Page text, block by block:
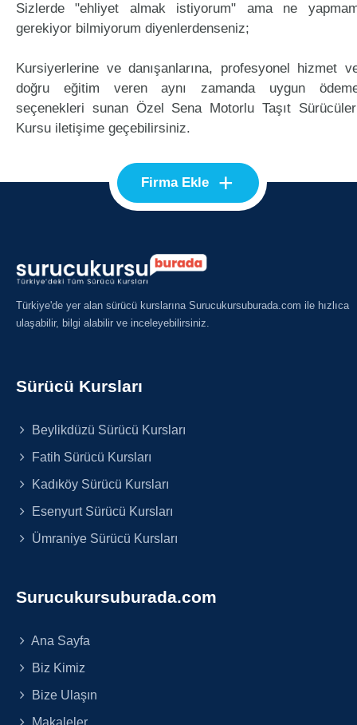
Sizlerde "ehliyet almak istiyorum" ama ne
gerekiyor bilmiyorum diyenlerdenseniz;
Kursiyerlerine ve danışanlarına, profesyonel hizmet
doğru eğitim veren aynı zamanda uygun
seçenekleri sunan Özel Sena Motorlu Taşıt
Kursu iletişime geçebilirsiniz.
Firma Ekle +
Türkiye'de yer alan sürücü kurslarına Surucukursuburada.com ile hızlıca
ulaşabilir, bilgi alabilir ve inceleyebilirsiniz.
Sürücü Kursları
Beylikdüzü Sürücü Kursları
Fatih Sürücü Kursları
Kadıköy Sürücü Kursları
Esenyurt Sürücü Kursları
Ümraniye Sürücü Kursları
Surucukursuburada.com
Ana Sayfa
Biz Kimiz
Bize Ulaşın
Makaleler